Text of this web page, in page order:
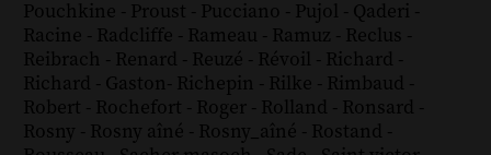
Pouchkine - Proust - Pucciano - Pujol - Qaderi -
Racine - Radcliffe - Rameau - Ramuz - Reclus -
Reibrach - Renard - Reuzé - Révoil - Richard -
Richard - Gaston- Richepin - Rilke - Rimbaud -
Robert - Rochefort - Roger - Rolland - Ronsard -
Rosny - Rosny aîné - Rosny_aîné - Rostand -